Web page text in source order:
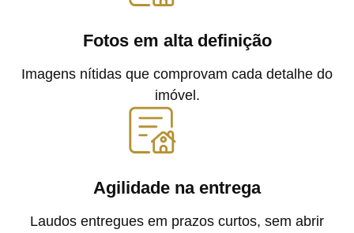
Fotos em alta definição
Imagens nítidas que comprovam cada detalhe do
imóvel.
Agilidade na entrega
Laudos entregues em prazos curtos, sem abrir